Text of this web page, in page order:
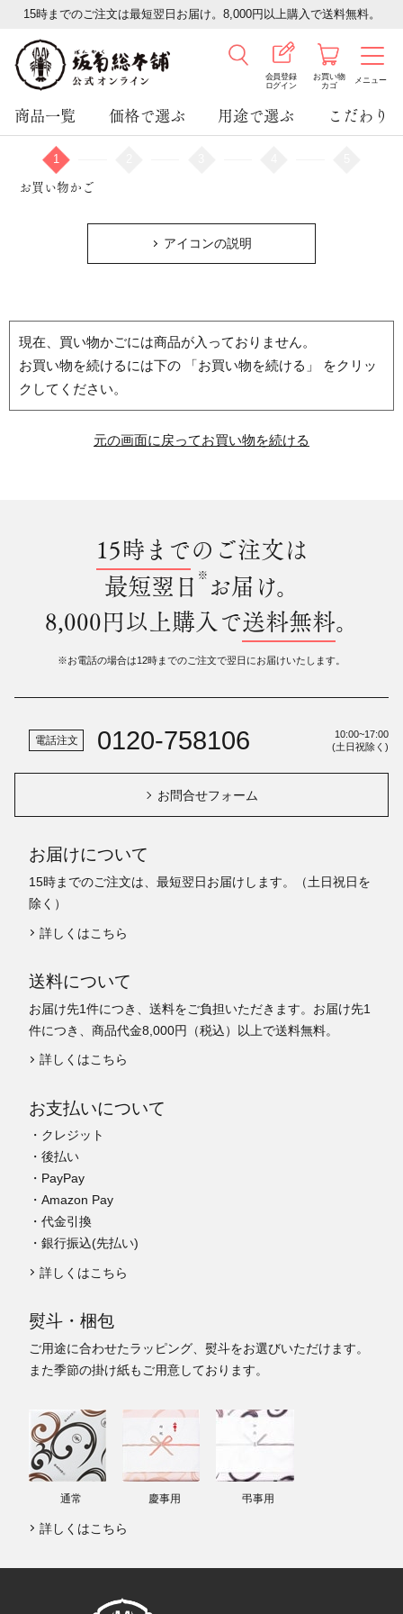
15時までのご注文は最短翌日お届け。8,000円以上購入で送料無料。
会員登録
ログイン
お買い物
カゴ
メニュー
商品一覧 価格で選ぶ 用途で選ぶ こだわり
1
お買い物かご
アイコンの説明
現在、買い物かごには商品が入っておりません。
お買い物を続けるには下の 「お買い物を続ける」 をクリッ
クしてください。
元の画面に戻ってお買い物を続ける
15時までのご注文は
最短翌日 ※ お届け。
8,000円以上購入で送料無料。
※お電話の場合は12時までのご注文で翌日にお届けいたします。
電話注文 0120-758106
10:00~17:00
(土日祝除く)
お問合せフォーム
お届けについて
15時までのご注文は、最短翌日お届けします。（土日祝日を
除く）
詳しくはこちら
送料について
お届け先1件につき、送料をご負担いただきます。お届け先1
件につき、商品代金8,000円（税込）以上で送料無料。
詳しくはこちら
お支払いについて
・クレジット
・後払い
・PayPay
・Amazon Pay
・代金引換
・銀行振込(先払い)
詳しくはこちら
熨斗・梱包
ご用途に合わせたラッピング、熨斗をお選びいただけます。
また季節の掛け紙もご用意しております。
通常 慶事用 弔事用
詳しくはこちら